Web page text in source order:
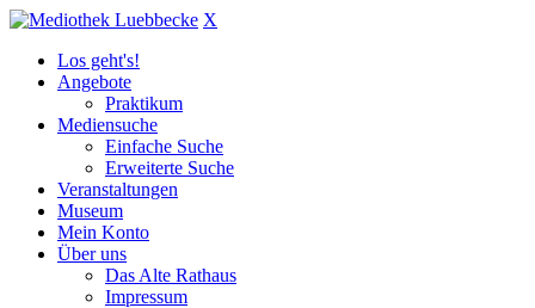
X
Los geht's!
Angebote
Praktikum
Mediensuche
Einfache Suche
Erweiterte Suche
Veranstaltungen
Museum
Mein Konto
Über uns
Das Alte Rathaus
Impressum